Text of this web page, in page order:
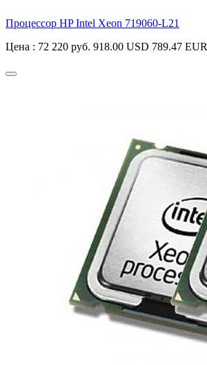
Процессор HP Intel Xeon 719060-L21
Цена : 72 220 руб. 918.00 USD 789.47 EUR